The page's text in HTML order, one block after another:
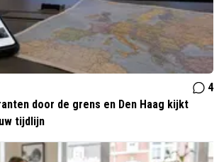
4
door de grens en Den Haag kijkt
tijdlijn